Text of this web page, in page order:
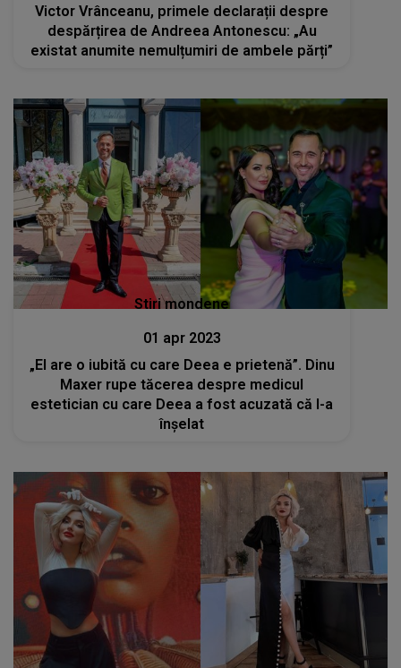
Victor Vrânceanu, primele declarații despre
despărțirea de Andreea Antonescu: „Au
existat anumite nemulțumiri de ambele părți”
Stiri mondene
01 apr 2023
„El are o iubită cu care Deea e prietenă”. Dinu
Maxer rupe tăcerea despre medicul
estetician cu care Deea a fost acuzată că l-a
înșelat